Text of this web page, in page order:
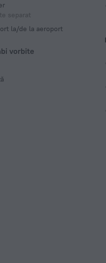
separat
la/de la aeroport
vorbite